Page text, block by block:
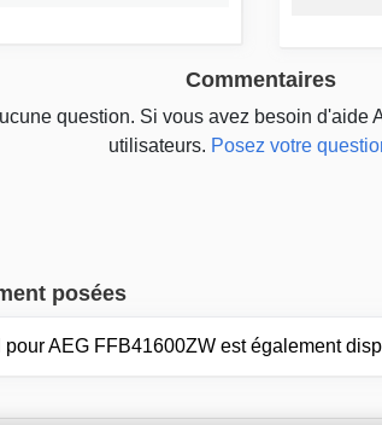
Commentaires
question. Si vous avez besoin d'aide
utilisateurs. Posez votre
posées
pour AEG FFB41600ZW est également